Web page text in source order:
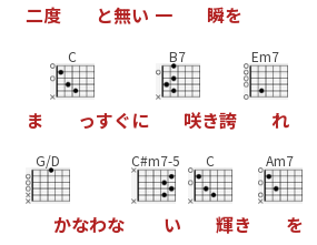
二度 と無い 一 瞬を
ま
C
っすぐに
B7
咲き誇
Em7
れ
G/D
かなわな
C#m7-5
い
C
輝き
Am7
を